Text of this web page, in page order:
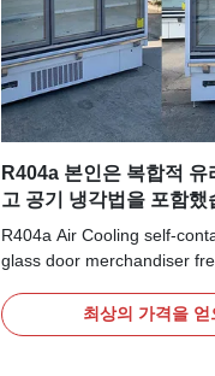
R404a 본인은 복합적 유
고 공기 냉각법을 포함했
R404a Air Cooling self-
glass door merchandiser
contained glass door
version door, this is an
최상의 가격을 얻